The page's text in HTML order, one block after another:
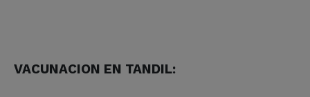
VACUNACION EN TANDIL: